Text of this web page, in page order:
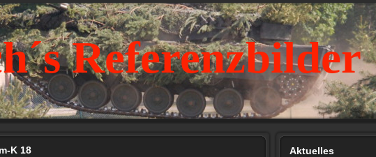
Referenzbilder
K 18 Aktuelles